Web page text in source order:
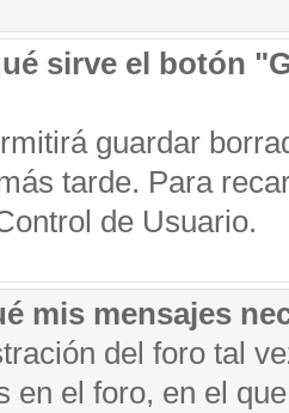
sirve el botón
guardar
tarde. Para
de Usuario.
mis mensajes
del foro tal
en el foro, en el